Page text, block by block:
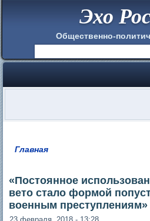
Эхо
Общественно-
Главная
«Постоянное
вето стало формой
военным преступлениям»